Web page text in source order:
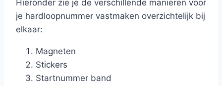
Hieronder zie je de verschillende manieren voor
je hardloopnummer vastmaken overzichtelijk bij
elkaar:
Magneten
Stickers
Startnummer band